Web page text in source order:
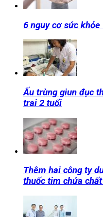
6 nguy cơ sức
Ấu trùng giun đục
trai 2 tuổi
Thêm hai công ty
thuốc tim chứa